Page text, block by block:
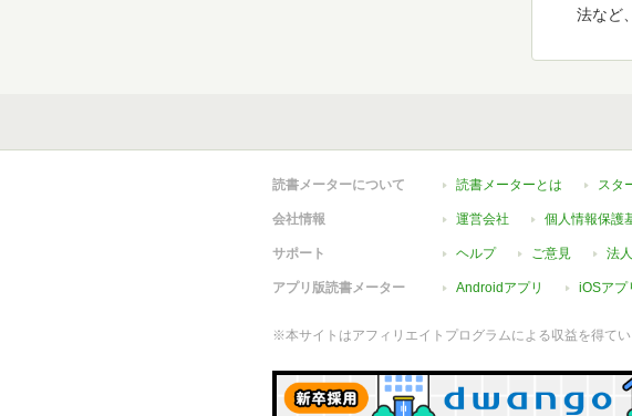
法など
読書メーターについて 読書メーターとは スタ
会社情報 運営会社 個人情報保護
サポート ヘルプ ご意見 法
アプリ版読書メーター Androidアプリ iOSアプ
※本サイトはアフィリエイトプログラムによる収益を得て